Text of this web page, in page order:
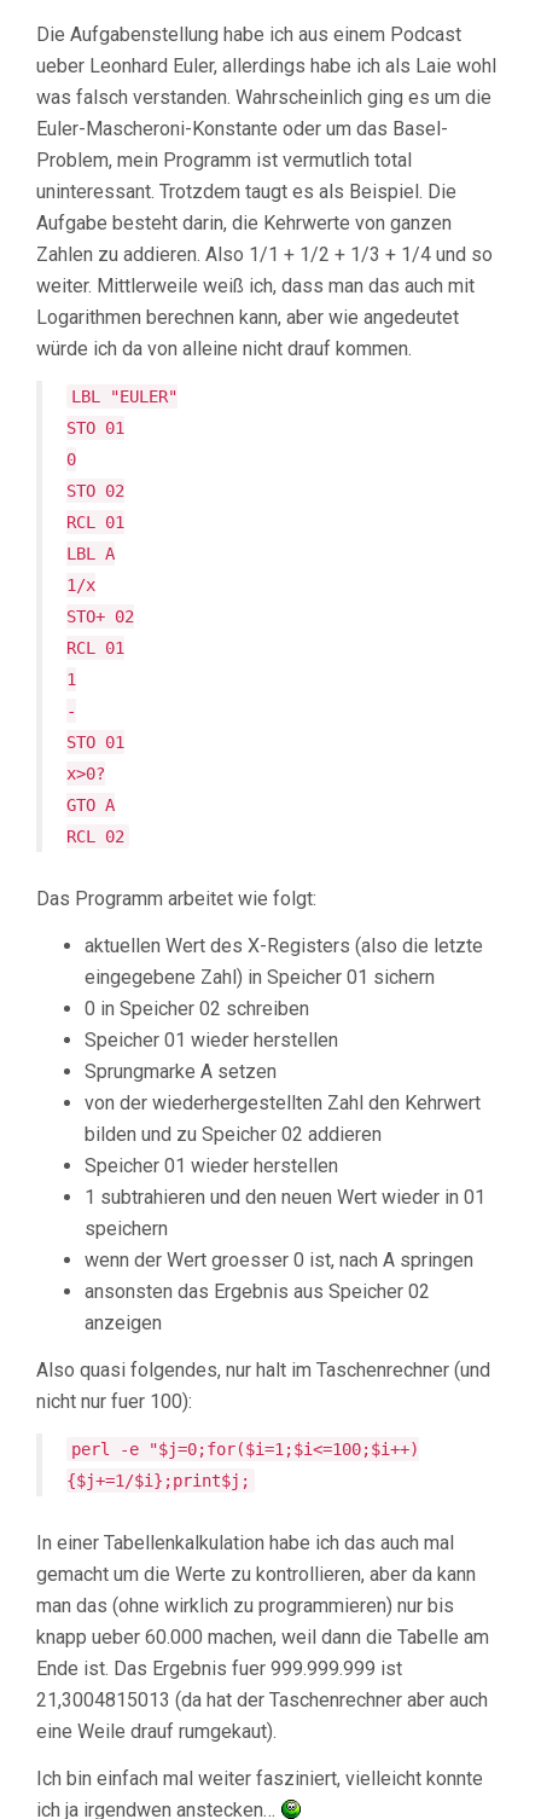
Die Aufgabenstellung habe ich aus einem Podcast
ueber Leonhard Euler, allerdings habe ich als Laie wohl
was falsch verstanden. Wahrscheinlich ging es um die
Euler-Mascheroni-Konstante oder um das Basel-
Problem, mein Programm ist vermutlich total
uninteressant. Trotzdem taugt es als Beispiel. Die
Aufgabe besteht darin, die Kehrwerte von ganzen
Zahlen zu addieren. Also 1/1 + 1/2 + 1/3 + 1/4 und so
weiter. Mittlerweile weiß ich, dass man das auch mit
Logarithmen berechnen kann, aber wie angedeutet
würde ich da von alleine nicht drauf kommen.
LBL "EULER"
STO 01
0
STO 02
RCL 01
LBL A
1/x
STO+ 02
RCL 01
1
-
STO 01
x>0?
GTO A
RCL 02
Das Programm arbeitet wie folgt:
aktuellen Wert des X-Registers (also die letzte
eingegebene Zahl) in Speicher 01 sichern
0 in Speicher 02 schreiben
Speicher 01 wieder herstellen
Sprungmarke A setzen
von der wiederhergestellten Zahl den Kehrwert
bilden und zu Speicher 02 addieren
Speicher 01 wieder herstellen
1 subtrahieren und den neuen Wert wieder in 01
speichern
wenn der Wert groesser 0 ist, nach A springen
ansonsten das Ergebnis aus Speicher 02
anzeigen
Also quasi folgendes, nur halt im Taschenrechner (und
nicht nur fuer 100):
perl -e "$j=0;for($i=1;$i<=100;$i++)
{$j+=1/$i};print$j;
In einer Tabellenkalkulation habe ich das auch mal
gemacht um die Werte zu kontrollieren, aber da kann
man das (ohne wirklich zu programmieren) nur bis
knapp ueber 60.000 machen, weil dann die Tabelle am
Ende ist. Das Ergebnis fuer 999.999.999 ist
21,3004815013 (da hat der Taschenrechner aber auch
eine Weile drauf rumgekaut).
Ich bin einfach mal weiter fasziniert, vielleicht konnte
ich ja irgendwen anstecken…